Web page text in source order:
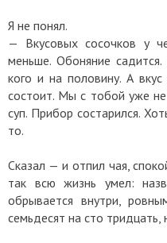
Я не понял.
— Вкусовых сосочков у
меньше. Обоняние
кого и на половину. А
состоит. Мы с тобой уже
суп. Прибор состарился.
то.
Сказал — и отпил чая,
так всю жизнь умел:
обрывается внутри,
семьдесят на сто тридцать,